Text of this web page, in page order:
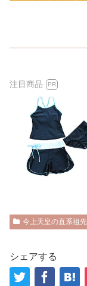
注目商品 PR
今上天皇の直系祖先
シェアする